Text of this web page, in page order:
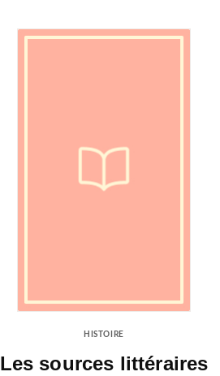
HISTOIRE
Les sources littéraires